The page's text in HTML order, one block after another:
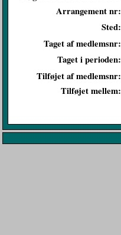
Arrangement nr:
Sted:
Taget af medlemsnr:
Taget i perioden:
Tilføjet af medlemsnr:
Tilføjet mellem: